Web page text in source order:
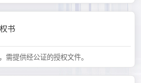
书
需提供经公证的授权文件。